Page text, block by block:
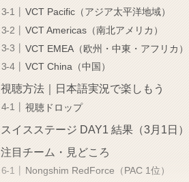
VCT Pacific（アジア太平洋地域）
VCT Americas（南北アメリカ）
VCT EMEA（欧州・中東・アフリカ）
VCT China（中国）
視聴方法｜日本語実況で楽しもう
視聴ドロップ
スイスステージ DAY1 結果（3月1日）
注目チーム・見どころ
Nongshim RedForce（PAC 1位）